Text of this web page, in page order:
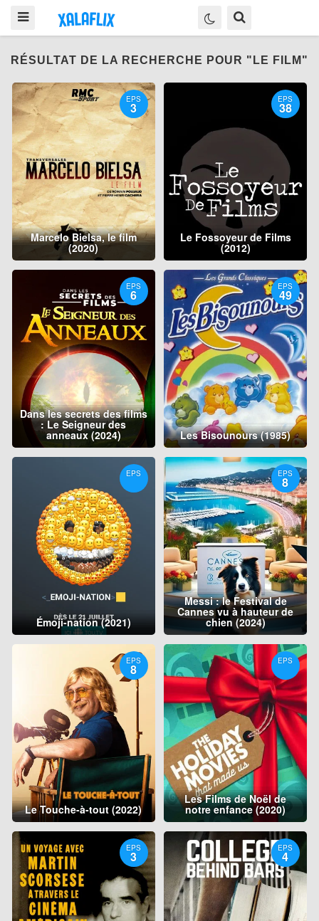
RÉSULTAT DE LA RECHERCHE POUR "LE FILM"
EPS
3
Marcelo Bielsa, le film
(2020)
EPS
38
Le Fossoyeur de Films
(2012)
EPS
6
Dans les secrets des films
: Le Seigneur des
anneaux (2024)
EPS
49
Les Bisounours (1985)
EPS
Émoji-nation (2021)
EPS
8
Messi : le Festival de
Cannes vu à hauteur de
chien (2024)
EPS
8
Le Touche-à-tout (2022)
EPS
Les Films de Noël de
notre enfance (2020)
EPS
3
EPS
4